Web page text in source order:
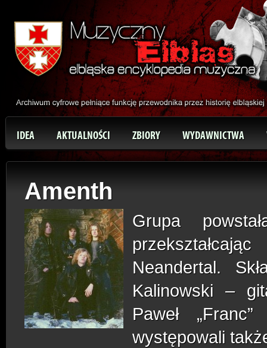
IDEA AKTUALNOŚCI ZBIORY WYDAWNICTWA
Amenth
Grupa
Neandertal.
Kalinowski –
Paweł
występowali